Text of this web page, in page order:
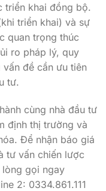
triển khai đồng bộ.
triển khai) và sự
quan trọng thúc
ro pháp lý, quy
vấn đề cần ưu tiên
tư.
cùng nhà đầu tư
định thị trường và
Để nhận báo giá
tư vấn chiến lược
gọi ngay
2: 0334.861.111